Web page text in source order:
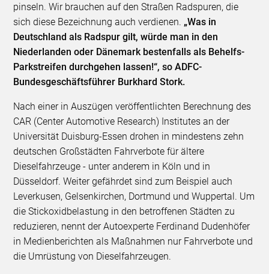
pinseln. Wir brauchen auf den Straßen Radspuren, die
sich diese Bezeichnung auch verdienen. „Was in
Deutschland als Radspur gilt, würde man in den
Niederlanden oder Dänemark bestenfalls als Behelfs-
Parkstreifen durchgehen lassen!“, so ADFC-
Bundesgeschäftsführer Burkhard Stork.
Nach einer in Auszügen veröffentlichten Berechnung des
CAR (Center Automotive Research) Institutes an der
Universität Duisburg-Essen drohen in mindestens zehn
deutschen Großstädten Fahrverbote für ältere
Dieselfahrzeuge - unter anderem in Köln und in
Düsseldorf. Weiter gefährdet sind zum Beispiel auch
Leverkusen, Gelsenkirchen, Dortmund und Wuppertal. Um
die Stickoxidbelastung in den betroffenen Städten zu
reduzieren, nennt der Autoexperte Ferdinand Dudenhöfer
in Medienberichten als Maßnahmen nur Fahrverbote und
die Umrüstung von Dieselfahrzeugen.